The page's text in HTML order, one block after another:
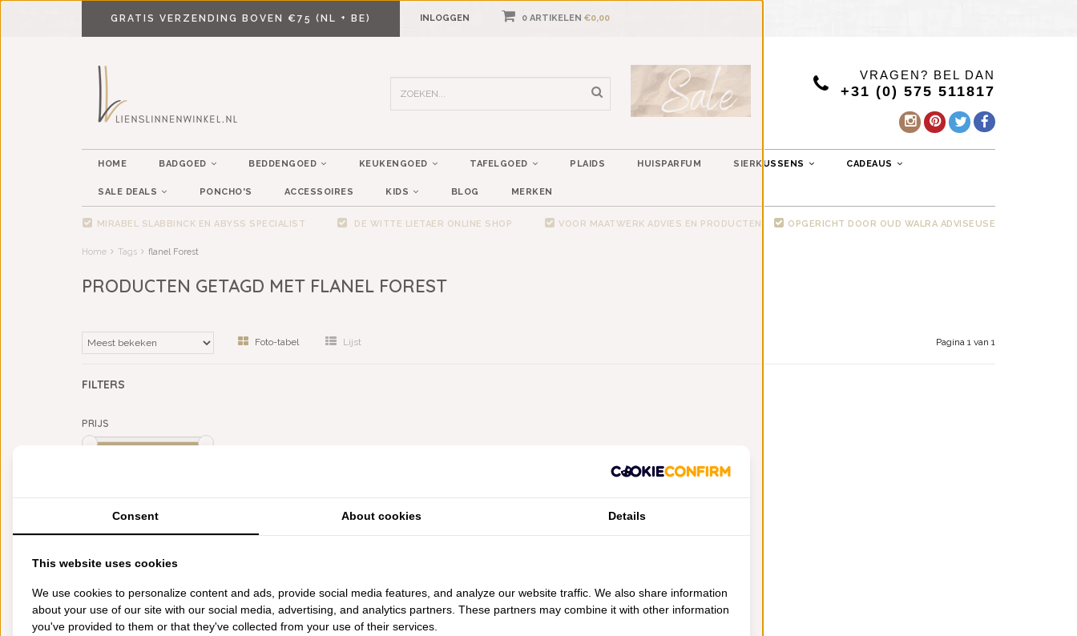
GRATIS VERZENDING BOVEN €75 (NL + BE) INLOGGEN 0 ARTIKELEN €0,00
VRAGEN? BEL DAN
+31 (0) 575 511817
HOME BADGOED BEDDENGOED KEUKENGOED TAFELGOED PLAIDS HUISPARFUM SIERKUSSENS CADEAUS
SALE DEALS PONCHO'S ACCESSOIRES KIDS BLOG MERKEN
MIRABEL SLABBINCK EN ABYSS SPECIALIST DE WITTE LIETAER ONLINE SHOP VOOR MAATWERK ADVIES EN PRODUCTEN OPGERICHT DOOR OUD WALRA ADVISEUSE
Home Tags flanel Forest
PRODUCTEN GETAGD MET FLANEL FOREST
Foto-tabel Lijst Pagina 1 van 1
FILTERS
PRIJS
BADGOED
KEUKENGOED
PLAIDS
HUISPARFUM
SIERKUSSENS
Consent About cookies Details
This website uses cookies
We use cookies to personalize content and ads, provide social media features, and analyze our website traffic. We also share information
about your use of our site with our social media, advertising, and analytics partners. These partners may combine it with other information
you've provided to them or that they've collected from your use of their services.